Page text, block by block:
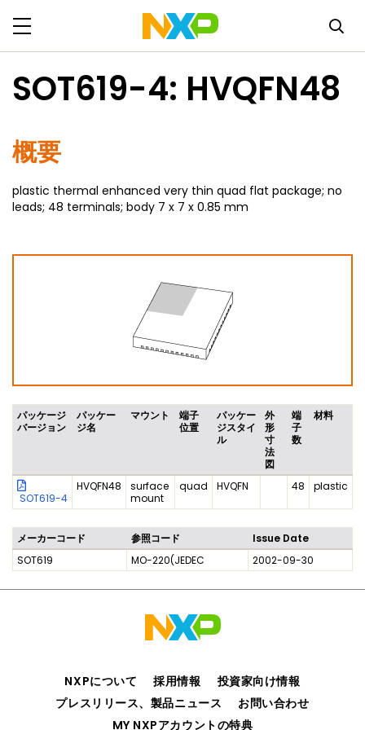
SOT619-4: HVQFN48
概要
plastic thermal enhanced very thin quad flat package; no
leads; 48 terminals; body 7 x 7 x 0.85 mm
パッケージ
バージョン
パッケー
ジ名
マウント
端子
位置
パッケー
ジスタイ
ル
外
形
寸
法
図
端
子
数
材料
SOT619-4
HVQFN48
surface
mount
quad HVQFN 48 plastic
メーカーコード 参照コード
Issue Date
SOT619
MO-220(JEDEC 2002-09-30
NXPについて 採用情報
投資家向け情報
プレスリリース、製品ニュース
お問い合わせ
MY NXPアカウントの特典